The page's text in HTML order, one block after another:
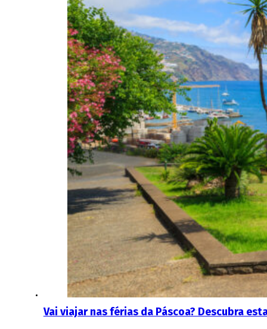
Vai viajar nas férias da Páscoa? Descubra